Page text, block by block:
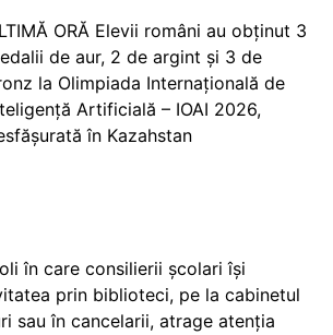
ORĂ Elevii români au obținut 3
de aur, 2 de argint și 3 de
la Olimpiada Internațională de
Artificială – IOAI 2026,
în Kazahstan
în care consilierii școlari își
prin biblioteci, pe la cabinetul
sau în cancelarii, atrage atenția